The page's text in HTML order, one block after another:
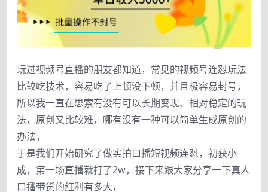
玩过视频号直播的朋友都知道，常见的视频号连怼玩法
比较吃技术，容易吃了上顿没下顿，并且极容易封号，
所以我一直在思索有没有可以长期变现、相对稳定的玩
法，原创又比较难，哪有没有一种可以简单生成原创的
办法，
于是我们开始研究了做实拍口播短视频连怼，初获小
成，第一场直播就打了2w，接下来跟大家分享一下真人
口播带货的红利有多大，